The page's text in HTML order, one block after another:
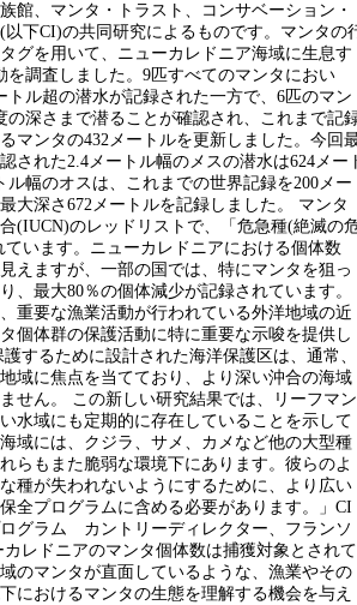
館、マンタ・トラスト、コンサベーション・
以下CI)の共同研究によるものです。マンタの
グを用いて、ニューカレドニア海域に生息す
を調査しました。9匹すべてのマンタにおい
トル超の潜水が記録された一方で、6匹のマン
の深さまで潜ることが確認され、これまで記
マンタの432メートルを更新しました。今回
された2.4メートル幅のメスの潜水は624メー
ル幅のオスは、これまでの世界記録を200メー
大深さ672メートルを記録しました。 マンタ
(IUCN)のレッドリストで、「危急種(絶滅の
ています。ニューカレドニアにおける個体数
えますが、一部の国では、特にマンタを狙っ
、最大80％の個体減少が記録されています。
重要な漁業活動が行われている外洋地域の近
個体群の保護活動に特に重要な示唆を提供し
するために設計された海洋保護区は、通常、
域に焦点を当てており、より深い沖合の海域
せん。 この新しい研究結果では、リーフマン
水域にも定期的に存在していることを示して
域には、クジラ、サメ、カメなど他の大型種
らもまた脆弱な環境下にあります。彼らのよ
種が失われないようにするために、より広い
全プログラムに含める必要があります。」CI
グラム カントリーディレクター、フランソ
レドニアのマンタ個体数は捕獲対象とされて
のマンタが直面しているような、漁業やその
におけるマンタの生態を理解する機会を与え